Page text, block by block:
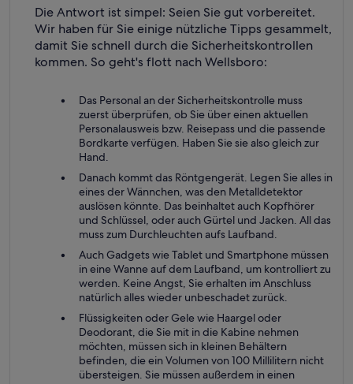
Die Antwort ist simpel: Seien Sie gut vorbereitet.
Wir haben für Sie einige nützliche Tipps gesammelt,
damit Sie schnell durch die Sicherheitskontrollen
kommen. So geht's flott nach Wellsboro:
Das Personal an der Sicherheitskontrolle muss
zuerst überprüfen, ob Sie über einen aktuellen
Personalausweis bzw. Reisepass und die passende
Bordkarte verfügen. Haben Sie sie also gleich zur
Hand.
Danach kommt das Röntgengerät. Legen Sie alles in
eines der Wännchen, was den Metalldetektor
auslösen könnte. Das beinhaltet auch Kopfhörer
und Schlüssel, oder auch Gürtel und Jacken. All das
muss zum Durchleuchten aufs Laufband.
Auch Gadgets wie Tablet und Smartphone müssen
in eine Wanne auf dem Laufband, um kontrolliert zu
werden. Keine Angst, Sie erhalten im Anschluss
natürlich alles wieder unbeschadet zurück.
Flüssigkeiten oder Gele wie Haargel oder
Deodorant, die Sie mit in die Kabine nehmen
möchten, müssen sich in kleinen Behältern
befinden, die ein Volumen von 100 Millilitern nicht
übersteigen. Sie müssen außerdem in einen